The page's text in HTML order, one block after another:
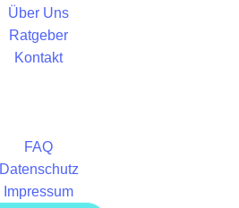
Über Uns
Ratgeber
Kontakt
FAQ
Datenschutz
Impressum